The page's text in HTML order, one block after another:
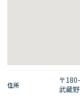
住所
〒
武蔵